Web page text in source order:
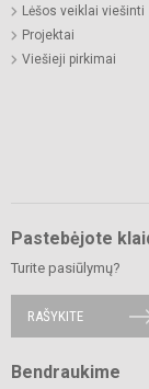
Lėšos veiklai viešinti
Projektai
Viešieji pirkimai
Pastebėjote
Turite pasiūlymų?
RAŠYKITE
Bendraukime